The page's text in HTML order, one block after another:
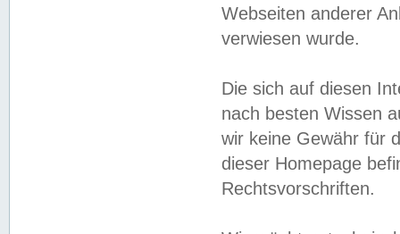
Webseiten anderer
verwiesen wurde.
Die sich auf diesen
nach besten Wissen
wir keine Gewähr für
dieser Homepage
Rechtsvorschriften.